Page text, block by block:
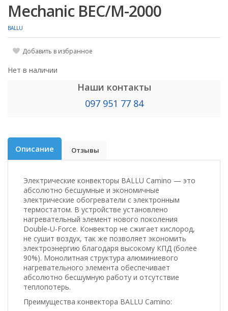
Mechanic BEC/M-2000
BALLU
Добавить в избранное
Нет в наличии
Наши контакты
097 951 77 84
Описание Отзывы
Электрические конвекторы BALLU Camino — это
абсолютно бесшумные и экономичные
электрические обогреватели с электронным
термостатом. В устройстве установлено
нагревательный элемент нового поколения
Double-U-Force. Конвектор не сжигает кислород,
не сушит воздух, так же позволяет экономить
электроэнергию благодаря высокому КПД (более
90%). Монолитная структура алюминиевого
нагревательного элемента обеспечивает
абсолютно бесшумную работу и отсутствие
теплопотерь.
Преимущества конвектора BALLU Camino: